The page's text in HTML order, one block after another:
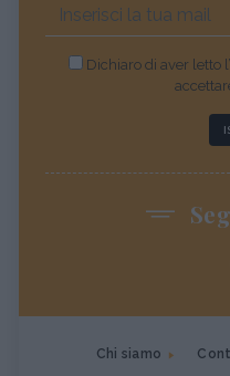
Dichiaro di aver letto l’
Chi siamo